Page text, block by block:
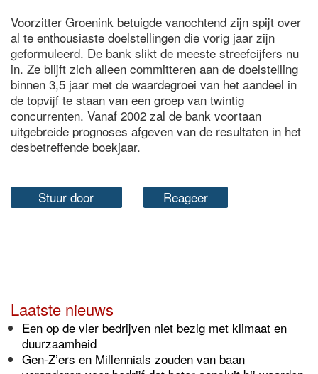
Voorzitter Groenink betuigde vanochtend zijn spijt over
al te enthousiaste doelstellingen die vorig jaar zijn
geformuleerd. De bank slikt de meeste streefcijfers nu
in. Ze blijft zich alleen committeren aan de doelstelling
binnen 3,5 jaar met de waardegroei van het aandeel in
de topvijf te staan van een groep van twintig
concurrenten. Vanaf 2002 zal de bank voortaan
uitgebreide prognoses afgeven van de resultaten in het
desbetreffende boekjaar.
Stuur door Reageer
Laatste nieuws
Een op de vier bedrijven niet bezig met klimaat en
duurzaamheid
Gen-Z’ers en Millennials zouden van baan